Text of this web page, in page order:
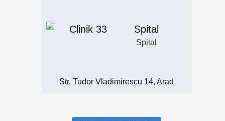
Spital
Spital
Str. Tudor Vladimirescu 14, Arad